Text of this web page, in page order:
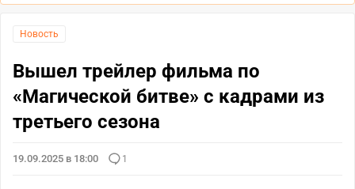
Новость
Вышел трейлер фильма по
«Магической битве» с кадрами из
третьего сезона
19.09.2025 в 18:00 1